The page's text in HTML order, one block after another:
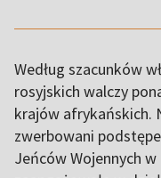
Według szacunków
rosyjskich walczy
krajów afrykańskich.
zwerbowani
Jeńców Wojennych w